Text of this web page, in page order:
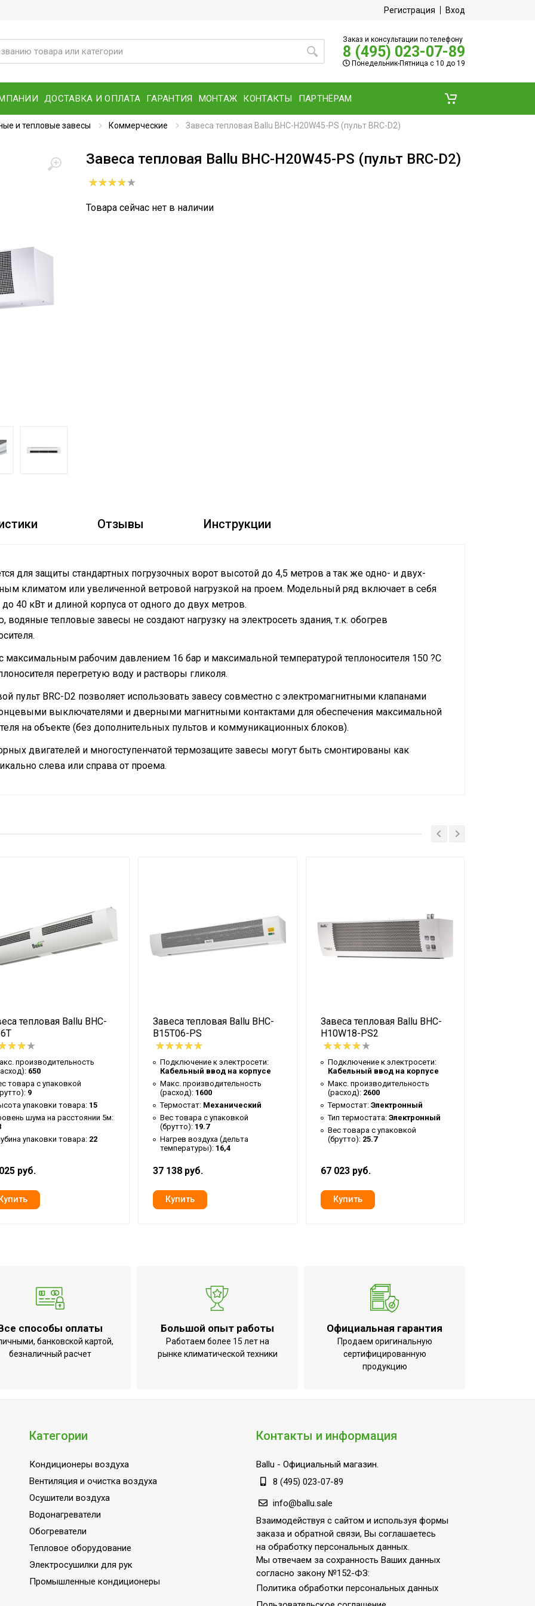
Регистрация Вход
Заказ и консультации по телефону
8 (495) 023-07-89
Понедельник-Пятница с 10 до 19
ДОСТАВКА И ОПЛАТА ГАРАНТИЯ МОНТАЖ КОНТАКТЫ ПАРТНЁРАМ
и тепловые завесы Коммерческие Завеса тепловая Ballu BHC-H20W45-PS (пульт BRC-D2)
Завеса тепловая Ballu BHC-H20W45-PS (пульт BRC-D2)
Товара сейчас нет в наличии
Отзывы Инструкции
для защиты стандартных погрузочных ворот высотой до 4,5 метров а так же одно- и двух-
климатом или увеличенной ветровой нагрузкой на проем. Модельный ряд включает в себя
40 кВт и длиной корпуса от одного до двух метров.
тепловые завесы не создают нагрузку на электросеть здания, т.к. обогрев
рабочим давлением 16 бар и максимальной температурой теплоносителя 150 ?С
перегретую воду и растворы гликоля.
пульт BRC-D2 позволяет использовать завесу совместно с электромагнитными клапанами
выключателями и дверными магнитными контактами для обеспечения максимальной
на объекте (без дополнительных пультов и коммуникационных блоков).
двигателей и многоступенчатой термозащите завесы могут быть смонтированы как
слева или справа от проема.
32.5
Гарантийный талон
Белый
206
0.35
Медно-алюминиевый теплообменник
Да
Гарантия 3 года;Индикация включения;Электронный термоста
Дистанционное проводное
43
2
3/4
Да
тепловая Ballu BHC-
производительность
650
товара с упаковкой
9
упаковки товара: 15
шума на расстоянии 5м:
упаковки товара: 22
руб.
Завеса тепловая Ballu BHC-
B15T06-PS
Подключение к электросети:
Кабельный ввод на корпусе
Макс. производительность
(расход): 1600
Термостат: Механический
Вес товара с упаковкой
(брутто): 19.7
Нагрев воздуха (дельта
температуры): 16,4
37 138 руб.
Завеса тепловая Ballu BHC-
H10W18-PS2
Подключение к электросети:
Кабельный ввод на корпусе
Макс. производительность
(расход): 2600
Термостат: Электронный
Тип термостата: Электронный
Вес товара с упаковкой
(брутто): 25.7
67 023 руб.
способы оплаты
банковской картой,
безналичный расчет
Большой опыт работы
Работаем более 15 лет на
рынке климатической техники
Официальная гарантия
Продаем оригинальную
сертифицированную
продукцию
Категории
Кондиционеры воздуха
Вентиляция и очистка воздуха
Осушители воздуха
Водонагреватели
Обогреватели
Тепловое оборудование
Электросушилки для рук
Промышленные кондиционеры
Контакты и информация
Ballu - Официальный магазин.
8 (495) 023-07-89
info@ballu.sale
Взаимодействуя с сайтом и используя формы
заказа и обратной связи, Вы соглашаетесь
на обработку персональных данных.
Мы отвечаем за сохранность Ваших данных
согласно закону №152-ФЗ:
Политика обработки персональных данных